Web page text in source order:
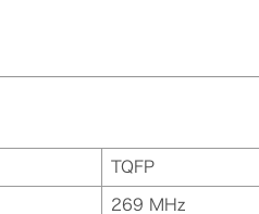
TQFP
269 MHz